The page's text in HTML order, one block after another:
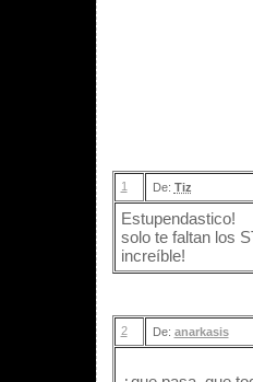
1 De: Tiz
Estupendastico!
solo te faltan los
increíble!
2 De: anarkasis